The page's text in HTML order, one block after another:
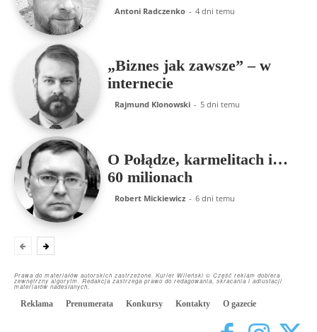
Antoni Radczenko - 4 dni temu
„Biznes jak zawsze” – w
internecie
Rajmund Klonowski - 5 dni temu
O Połądze, karmelitach i…
60 milionach
Robert Mickiewicz - 6 dni temu
Prawa do materiałów autorskich zastrzeżone. Kurier Wileński © Część reklam dobiera
zewnętrzny algorytm. Redakcja zastrzega prawo do redagowania, skracania i adiustacji
materiałów nadesłanych.
Reklama Prenumerata Konkursy Kontakty O gazecie